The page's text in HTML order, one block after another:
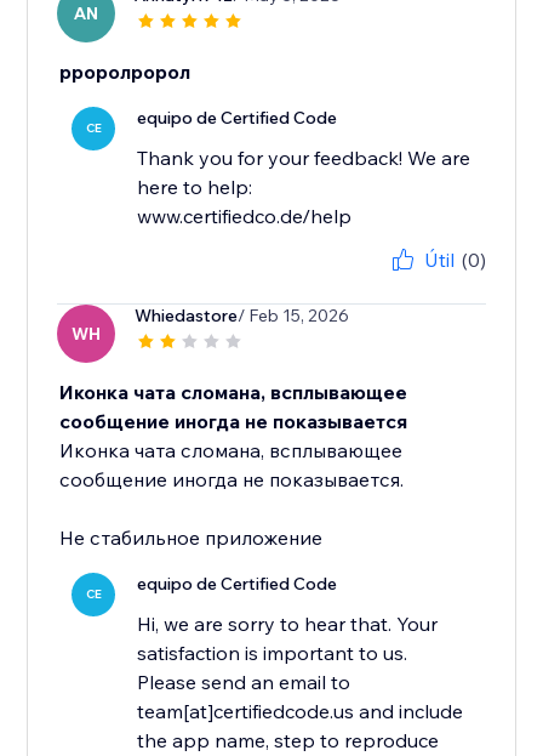
AN
рроролророл
CE equipo de Certified Code
Thank you for your feedback! We are
here to help:
www.certifiedco.de/help
Útil (0)
WH
Whiedastore/ Feb 15, 2026
Иконка чата сломана, всплывающее
сообщение иногда не показывается
Иконка чата сломана, всплывающее
сообщение иногда не показывается.
Не стабильное приложение
CE equipo de Certified Code
Hi, we are sorry to hear that. Your
satisfaction is important to us.
Please send an email to
team[at]certifiedcode.us and include
the app name, step to reproduce